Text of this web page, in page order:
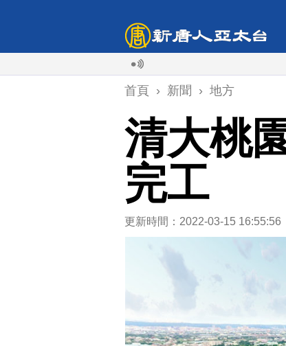
首頁 › 新聞 › 地方
清大桃
完工
更新時間：2022-03-15 16:55:56